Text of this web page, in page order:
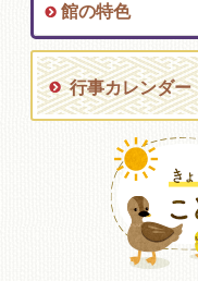
館の特色
行事カレンダー